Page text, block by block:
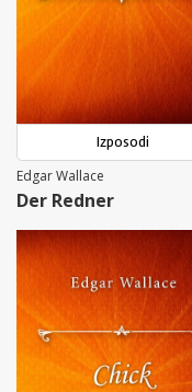
Izposodi
Edgar Wallace
Der Redner